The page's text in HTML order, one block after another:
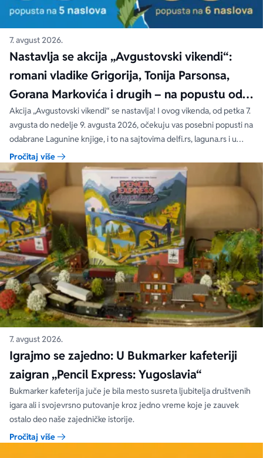
7. avgust 2026.
Nastavlja se akcija „Avgustovski vikendi“:
romani vladike Grigorija, Tonija Parsonsa,
Gorana Markovića i drugih – na popustu od
čak 40, 50 i 60%
Akcija „Avgustovski vikendi“ se nastavlja! I ovog vikenda, od petka 7.
avgusta do nedelje 9. avgusta 2026, očekuju vas posebni popusti na
odabrane Lagunine knjige, i to na sajtovima delfi.rs, laguna.rs i u
svim Delfi knjižarama.
Pročitaj više
7. avgust 2026.
Igrajmo se zajedno: U Bukmarker kafeteriji
zaigran „Pencil Express: Yugoslavia“
Bukmarker kafeterija juče je bila mesto susreta ljubitelja društvenih
igara ali i svojevrsno putovanje kroz jedno vreme koje je zauvek
ostalo deo naše zajedničke istorije.
Pročitaj više